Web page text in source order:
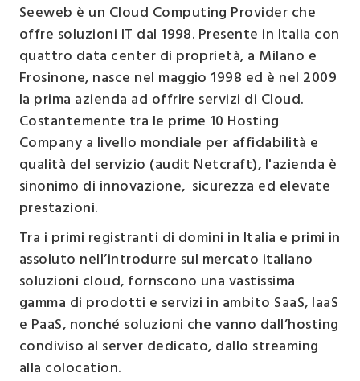
Seeweb è un Cloud Computing Provider che
offre soluzioni IT dal 1998. Presente in Italia con
quattro data center di proprietà, a Milano e
Frosinone, nasce nel maggio 1998 ed è nel 2009
la prima azienda ad offrire servizi di Cloud.
Costantemente tra le prime 10 Hosting
Company a livello mondiale per affidabilità e
qualità del servizio (audit Netcraft), l'azienda è
sinonimo di innovazione, sicurezza ed elevate
prestazioni.
Tra i primi registranti di domini in Italia e primi in
assoluto nell’introdurre sul mercato italiano
soluzioni cloud, fornscono una vastissima
gamma di prodotti e servizi in ambito SaaS, IaaS
e PaaS, nonché soluzioni che vanno dall’hosting
condiviso al server dedicato, dallo streaming
alla colocation.